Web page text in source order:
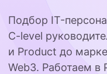
Подбор IT-
C-level
и Product до
Web3. Работаем в